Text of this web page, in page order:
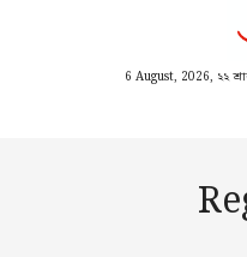
6 August, 2026, ২২